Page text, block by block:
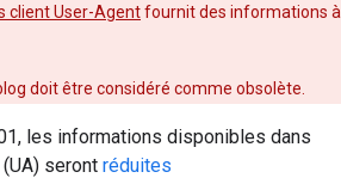
client User-Agentfournit des informations à
doit être considéré comme obsolète.
les informations disponibles dans
seront réduites